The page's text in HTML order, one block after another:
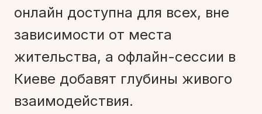
онлайн доступна для всех, вне
зависимости от места
жительства, а офлайн-сессии в
Киеве добавят глубины живого
взаимодействия.